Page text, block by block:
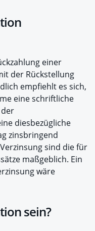
einer
der Rückstellung
empfiehlt es sich,
eine schriftliche
diesbezügliche
zinsbringend
sind die für
maßgeblich. Ein
wäre
sein?